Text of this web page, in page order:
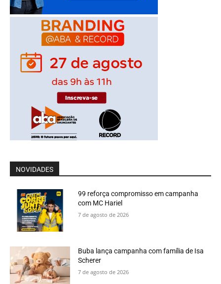
NOVIDADES
99 reforça compromisso em campanha
com MC Hariel
7 de agosto de 2026
Buba lança campanha com família de Isa
Scherer
7 de agosto de 2026